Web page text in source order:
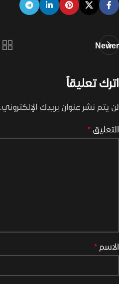
Newer
اترك تعليقاً
لن يتم نشر عنوان بريدك الإلكتروني.
التعليق *
الاسم *